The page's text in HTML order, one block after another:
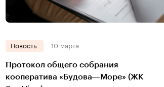
Новость 10 марта
Протокол общего собрания
кооператива «Будова—Море» (ЖК